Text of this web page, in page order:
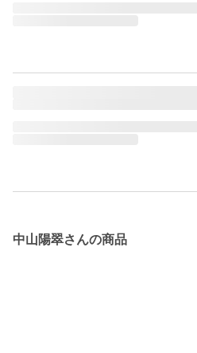
中山陽翠さんの商品